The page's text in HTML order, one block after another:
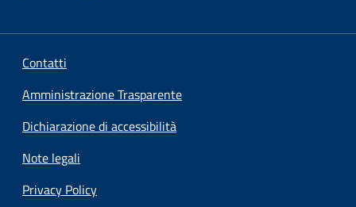
Contatti
Amministrazione Trasparente
Dichiarazione di accessibilità
Note legali
Privacy Policy